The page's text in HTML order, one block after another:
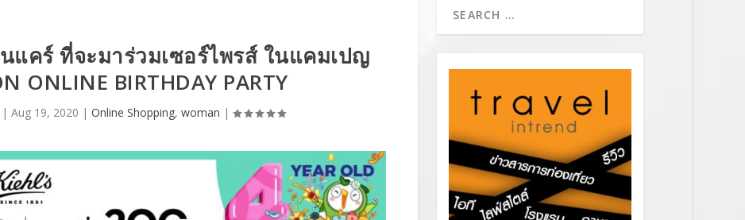
นแคร์ ที่จะมาร่วมเซอร์ไพรส์ ในแคมเปญ
ONLINE BIRTHDAY PARTY
|Aug 19, 2020 |Online Shopping,woman |